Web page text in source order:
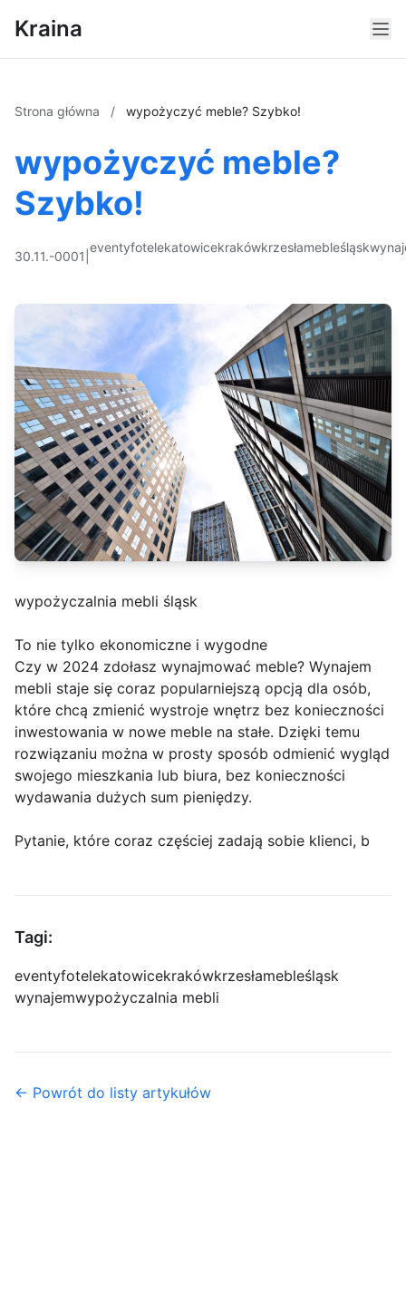
Kraina
Strona główna / wypożyczyć meble? Szybko!
wypożyczyć meble?
Szybko!
30.11.-0001
eventyfotelekatowicekrakówkrzesłamebleśląsk
wypożyczalnia mebli śląsk
To nie tylko ekonomiczne i wygodne
Czy w 2024 zdołasz wynajmować meble? Wynajem
mebli staje się coraz popularniejszą opcją dla osób,
które chcą zmienić wystroje wnętrz bez konieczności
inwestowania w nowe meble na stałe. Dzięki temu
rozwiązaniu można w prosty sposób odmienić wygląd
swojego mieszkania lub biura, bez konieczności
wydawania dużych sum pieniędzy.
Pytanie, które coraz częściej zadają sobie klienci, b
Tagi:
eventyfotelekatowicekrakówkrzesłamebleśląsk
wynajemwypożyczalnia mebli
← Powrót do listy artykułów